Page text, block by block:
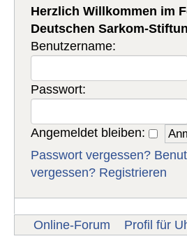
Herzlich Willkommen im
Deutschen Sarkom-
Benutzername:
Passwort:
Angemeldet bleiben:
Passwort vergessen?
vergessen? Registrieren
Online-Forum Profil für